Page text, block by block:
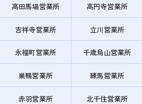
高田馬場営業所 高円寺営業所
吉祥寺営業所 立川営業所
永福町営業所 千歳烏山営業所
巣鴨営業所 練馬営業所
赤羽営業所 北千住営業所